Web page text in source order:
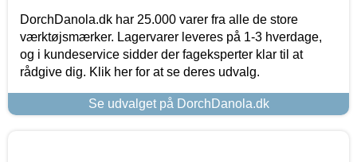
DorchDanola.dk har 25.000 varer fra alle de store
værktøjsmærker. Lagervarer leveres på 1-3 hverdage,
og i kundeservice sidder der fageksperter klar til at
rådgive dig. Klik her for at se deres udvalg.
Se udvalget på DorchDanola.dk